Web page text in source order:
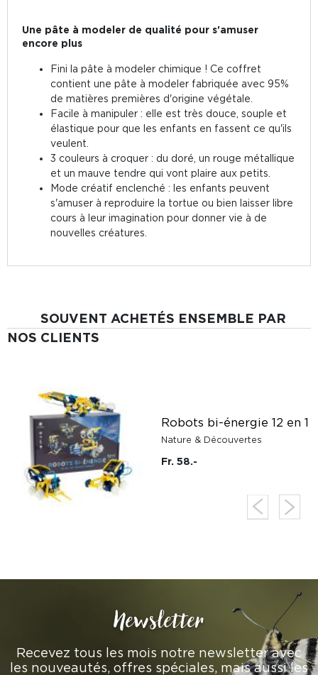
Une pâte à modeler de qualité pour s'amuser
encore plus
Fini la pâte à modeler chimique ! Ce coffret
contient une pâte à modeler fabriquée avec 95%
de matières premières d'origine végétale.
Facile à manipuler : elle est très douce, souple et
élastique pour que les enfants en fassent ce qu'ils
veulent.
3 couleurs à croquer : du doré, un rouge métallique
et un mauve tendre qui vont plaire aux petits.
Mode créatif enclenché : les enfants peuvent
s'amuser à reproduire la tortue ou bien laisser libre
cours à leur imagination pour donner vie à de
nouvelles créatures.
SOUVENT ACHETÉS ENSEMBLE PAR
NOS CLIENTS
Robots bi-énergie 12 en 1
Nature & Découvertes
Fr. 58.-
Newsletter
Recevez tous les mois notre newsletter avec
les nouveautés, offres spéciales, mais aussi les